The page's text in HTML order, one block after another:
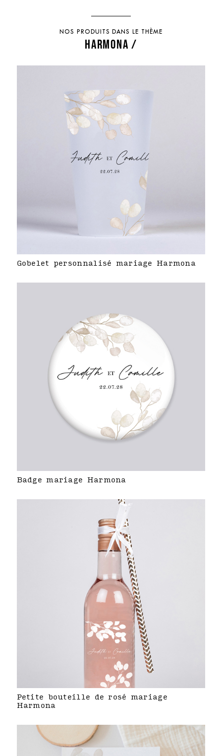
NOS PRODUITS DANS LE THÈME
HARMONA /
Gobelet personnalisé mariage Harmona
Badge mariage Harmona
Petite bouteille de rosé mariage
Harmona